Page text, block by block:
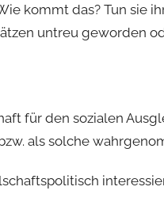
kommt das? Tun sie
untreu geworden
für den sozialen
als solche